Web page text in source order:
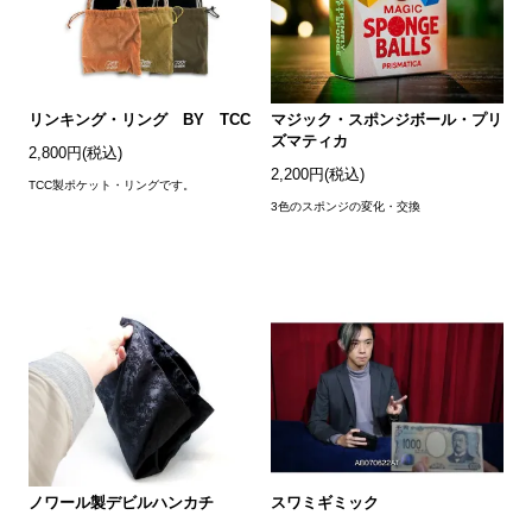
リンキング・リング BY TCC
2,800円(税込)
TCC製ポケット・リングです。
マジック・スポンジボール・プリ
ズマティカ
2,200円(税込)
3色のスポンジの変化・交換
ノワール製デビルハンカチ
スワミギミック